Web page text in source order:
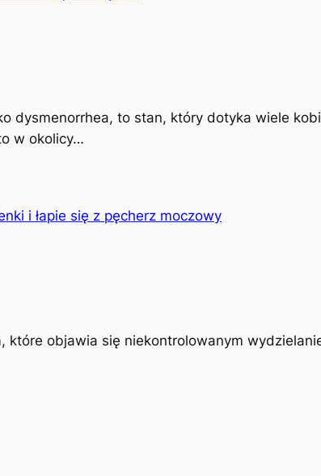
dysmenorrhea, to stan, który dotyka wiele
w okolicy…
które objawia się niekontrolowanym